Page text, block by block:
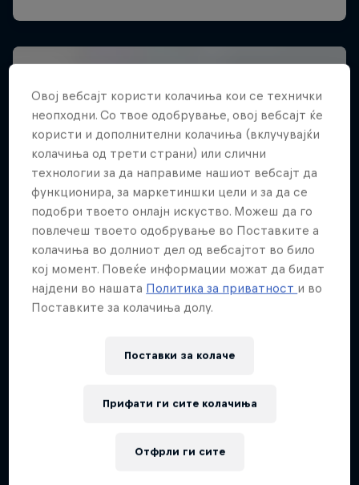
Овој вебсајт користи колачиња кои се технички
неопходни. Со твое одобрување, овој вебсајт ќе
користи и дополнителни колачиња (вклучувајќи
колачиња од трети страни) или слични
технологии за да направиме нашиот вебсајт да
функционира, за маркетиншки цели и за да се
подобри твоето онлајн искуство. Можеш да го
повлечеш твоето одобрување во Поставките а
колачиња во долниот дел од вебсајтот во било
кој момент. Повеќе информации можат да бидат
најдени во нашата Политика за приватност и во
Поставките за колачиња долу.
Поставки за колачe
Отфрли ги сите
Прифати ги сите колачиња